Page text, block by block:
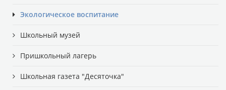
Экологическое воспитание
Школьный музей
Пришкольный лагерь
Школьная газета "Десяточка"